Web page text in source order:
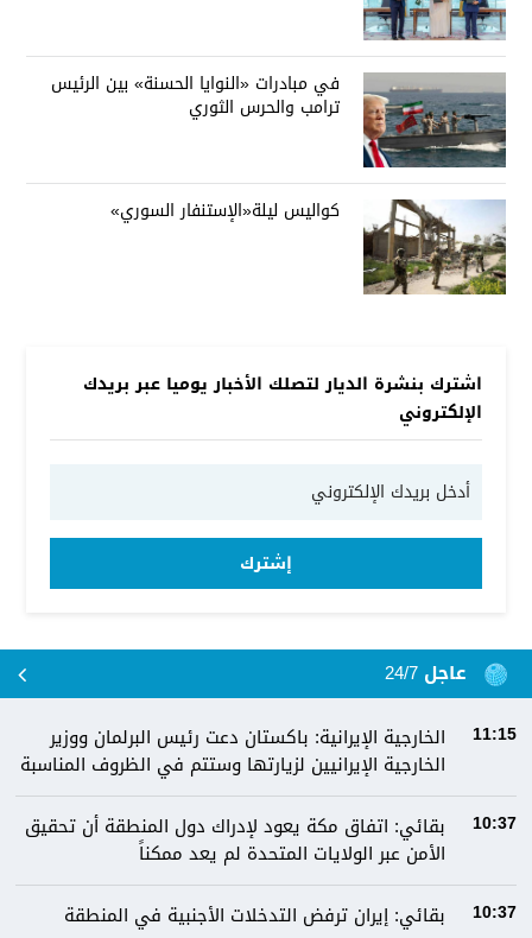
في مبادرات «النوايا الحسنة» بين الرئيس
ترامب والحرس الثوري
كواليس ليلة«الإستنفار السوري»
اشترك بنشرة الديار لتصلك الأخبار يوميا عبر بريدك
الإلكتروني
إشترك
عاجل 24/7
11:15
الخارجية الإيرانية: باكستان دعت رئيس البرلمان ووزير
الخارجية الإيرانيين لزيارتها وستتم في الظروف المناسبة
10:37
بقائي: اتفاق مكة يعود لإدراك دول المنطقة أن تحقيق
الأمن عبر الولايات المتحدة لم يعد ممكناً
10:37 بقائي: إيران ترفض التدخلات الأجنبية في المنطقة